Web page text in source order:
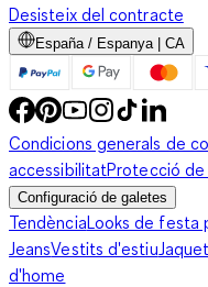
Desisteix del contracte
España / Espanya | CA
Condicions generals de
accessibilitatProtecció de
Configuració de galetes
TendènciaLooks de festa
JeansVestits d'estiu
d'home